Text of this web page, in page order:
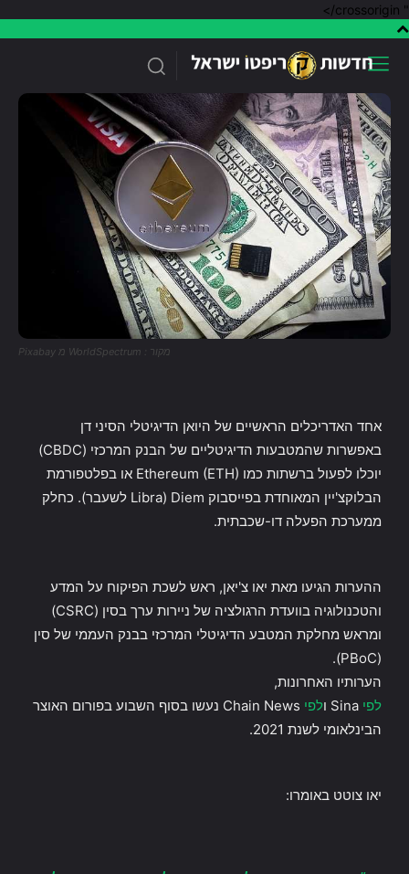
" crossorigin/>
מקור : WorldSpectrum מ Pixabay
אחד האדריכלים הראשיים של היואן הדיגיטלי הסיני דן
באפשרות שהמטבעות הדיגיטליים של הבנק המרכזי (CBDC)
יוכלו לפעול ברשתות כמו Ethereum (ETH) או בפלטפורמת
הבלוקצ'יין המאוחדת בפייסבוק Diem (Libra לשעבר). כחלק
ממערכת הפעלה דו-שכבתית.
ההערות הגיעו מאת יאו צ'יאן, ראש לשכת הפיקוח על המדע
והטכנולוגיה בוועדת הרגולציה של ניירות ערך בסין (CSRC)
ומראש מחלקת המטבע הדיגיטלי המרכזי בבנק העממי של סין
(PBoC).
הערותיו האחרונות,
לפי
לפי
Chain News נעשו בסוף השבוע בפורום האוצר
הבינלאומי לשנת 2021.
יאו צוטט באומרו: